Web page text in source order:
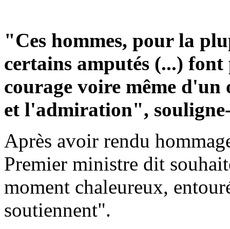
"Ces hommes, pour la
certains amputés (...)
courage voire même
et l'admiration",
Après avoir rendu
Premier ministre dit
moment chaleureux,
soutiennent".